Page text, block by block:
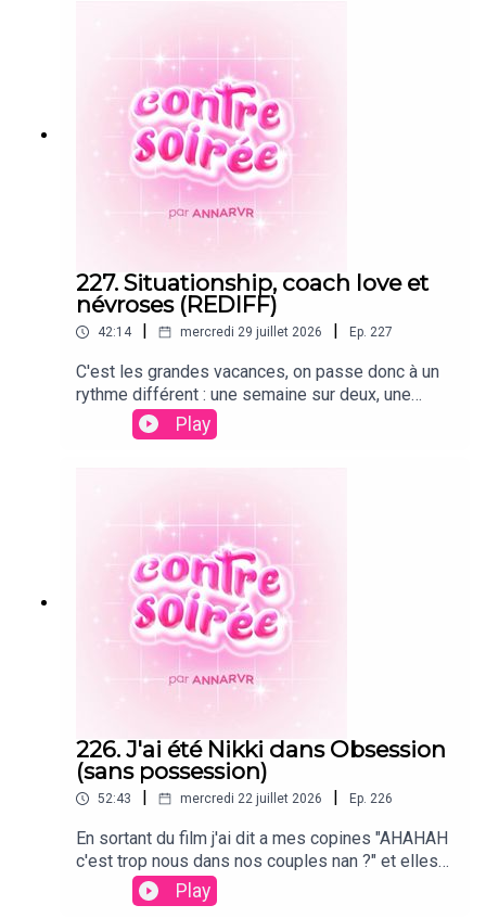
227. Situationship, coach love et
névroses (REDIFF)
42:14 mercredi 29 juillet 2026 Ep. 227
C'est les grandes vacances, on passe donc à un
rythme différent : une semaine sur deux, une
rediffusion d'un ancien épisode que j'adore, et
l'autre semaine, un épisode inédit !
Play
226. J'ai été Nikki dans Obsession
(sans possession)
52:43 mercredi 22 juillet 2026 Ep. 226
En sortant du film j'ai dit a mes copines "AHAHAH
c'est trop nous dans nos couples nan ?" et elles
m'ont répondu... Nan ? Donc aujourd'hui on parle
dépendance affective, besoin de contrôle,
Play